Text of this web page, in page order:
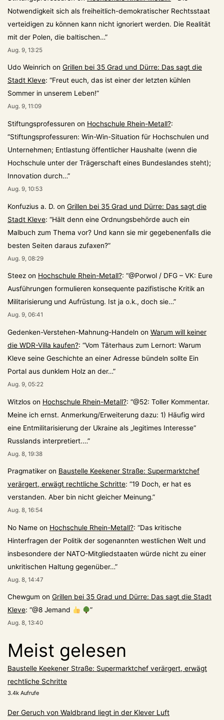
Notwendigkeit sich als freiheitlich-demokratischer Rechtsstaat
verteidigen zu können kann nicht ignoriert werden. Die Realität
mit der Polen, die baltischen…”
Aug. 9, 13:25
Udo Weinrich on Grillen bei 35 Grad und Dürre: Das sagt die
Stadt Kleve: “Freut euch, das ist einer der letzten kühlen
Sommer in unserem Leben!”
Aug. 9, 11:09
Stiftungsprofessuren on Hochschule Rhein-Metall?:
“Stiftungsprofessuren: Win-Win-Situation für Hochschulen und
Unternehmen; Entlastung öffentlicher Haushalte (wenn die
Hochschule unter der Trägerschaft eines Bundeslandes steht);
Innovation durch…”
Aug. 9, 10:53
Konfuzius a. D. on Grillen bei 35 Grad und Dürre: Das sagt die
Stadt Kleve: “Hält denn eine Ordnungsbehörde auch ein
Malbuch zum Thema vor? Und kann sie mir gegebenenfalls die
besten Seiten daraus zufaxen?”
Aug. 9, 08:29
Steez on Hochschule Rhein-Metall?: “@Porwol / DFG – VK: Eure
Ausführungen formulieren konsequente pazifistische Kritik an
Militarisierung und Aufrüstung. Ist ja o.k., doch sie…”
Aug. 9, 06:41
Gedenken-Verstehen-Mahnung-Handeln on Warum will keiner
die WDR-Villa kaufen?: “Vom Täterhaus zum Lernort: Warum
Kleve seine Geschichte an einer Adresse bündeln sollte Ein
Portal aus dunklem Holz an der…”
Aug. 9, 05:22
Witzlos on Hochschule Rhein-Metall?: “@52: Toller Kommentar.
Meine ich ernst. Anmerkung/Erweiterung dazu: 1) Häufig wird
eine Entmilitarisierung der Ukraine als „legitimes Interesse“
Russlands interpretiert.…”
Aug. 8, 19:38
Pragmatiker on Baustelle Keekener Straße: Supermarktchef
verärgert, erwägt rechtliche Schritte: “19 Doch, er hat es
verstanden. Aber bin nicht gleicher Meinung.”
Aug. 8, 16:54
No Name on Hochschule Rhein-Metall?: “Das kritische
Hinterfragen der Politik der sogenannten westlichen Welt und
insbesondere der NATO-Mitgliedstaaten würde nicht zu einer
unkritischen Haltung gegenüber…”
Aug. 8, 14:47
Chewgum on Grillen bei 35 Grad und Dürre: Das sagt die Stadt
Kleve: “@8 Jemand ”
Aug. 8, 13:40
Meist gelesen
Baustelle Keekener Straße: Supermarktchef verärgert, erwägt
rechtliche Schritte
3.4k Aufrufe
Der Geruch von Waldbrand liegt in der Klever Luft